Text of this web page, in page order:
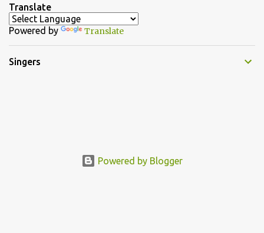
a
C
o
m
m
e
n
Translate
Powered by Translate
Singers
Powered by Blogger